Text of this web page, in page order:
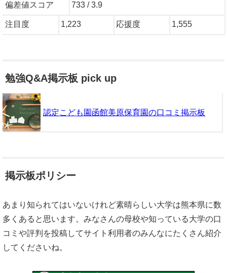
偏差値スコア 733 / 3.9
注目度 1,223 応援度 1,555
勉強Q&A掲示板 pick up
認定こども園函館美原保育園の口コミ掲示板
掲示板ポリシー
あまり知られてはいないけれど素晴らしい大学は熊本県に数
多くあると思います。みなさんの母校や知っている大学の口
コミや評判を投稿してサイト利用者のみんなにたくさん紹介
してくださいね。